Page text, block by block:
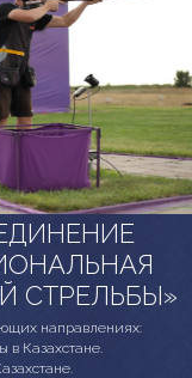
СТРЕЛЬБЫ»
направлениях:
в Казахстане.